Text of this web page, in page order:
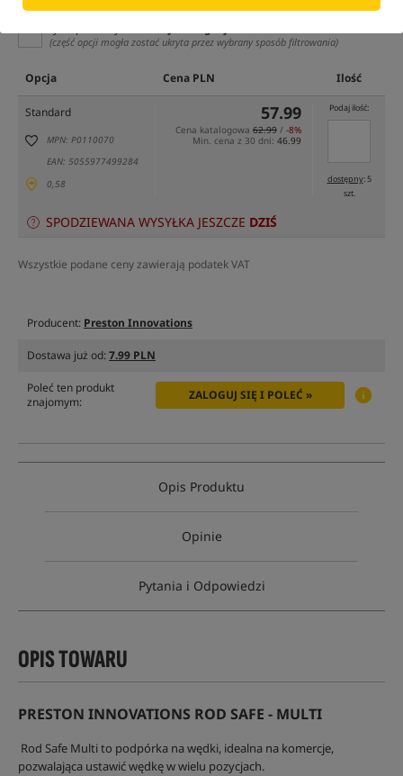
(część opcji mogła zostać ukryta przez wybrany sposób filtrowania)
Opcja Cena PLN Ilość
Standard
MPN: P0110070
EAN: 5055977499284
0,58
57.99
Cena katalogowa 62.99 / -8%
Min. cena z 30 dni: 46.99
Podaj ilość:
dostępny: 5
szt.
SPODZIEWANA WYSYŁKA JESZCZE DZIŚ
Wszystkie podane ceny zawierają podatek VAT
Producent: Preston Innovations
Dostawa już od:7.99 PLN
Poleć ten produkt
znajomym:
ZALOGUJ SIĘ I POLEĆ »
Opis Produktu
Opinie
Pytania i Odpowiedzi
OPIS TOWARU
PRESTON INNOVATIONS ROD SAFE - MULTI
Rod Safe Multi to podpórka na wędki, idealna na komercje,
pozwalająca ustawić wędkę w wielu pozycjach.